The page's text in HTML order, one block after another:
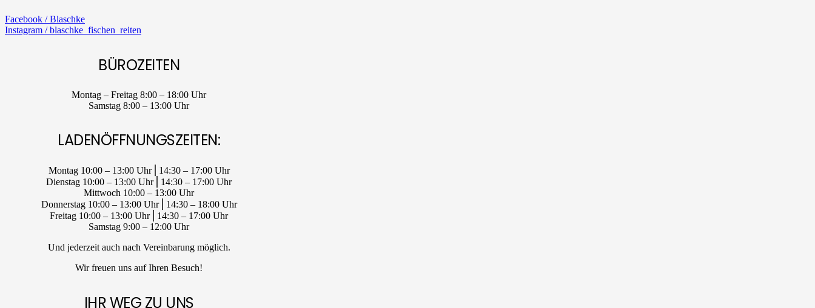
Facebook / Blaschke
Instagram / blaschke_fischen_reiten
BÜROZEITEN
Montag – Freitag 8:00 – 18:00 Uhr
Samstag 8:00 – 13:00 Uhr
LADENÖFFNUNGSZEITEN:
Montag 10:00 – 13:00 Uhr⎪14:30 – 17:00 Uhr
Dienstag 10:00 – 13:00 Uhr⎪14:30 – 17:00 Uhr
Mittwoch 10:00 – 13:00 Uhr
Donnerstag 10:00 – 13:00 Uhr⎪14:30 – 18:00 Uhr
Freitag 10:00 – 13:00 Uhr⎪14:30 – 17:00 Uhr
Samstag 9:00 – 12:00 Uhr
Und jederzeit auch nach Vereinbarung möglich.
Wir freuen uns auf Ihren Besuch!
IHR WEG ZU UNS